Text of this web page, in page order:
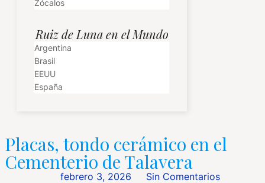
Zócalos
Ruiz de Luna en el Mundo
Argentina
Brasil
EEUU
España
Placas, tondo cerámico en el
Cementerio de Talavera
febrero 3, 2026
Sin Comentarios